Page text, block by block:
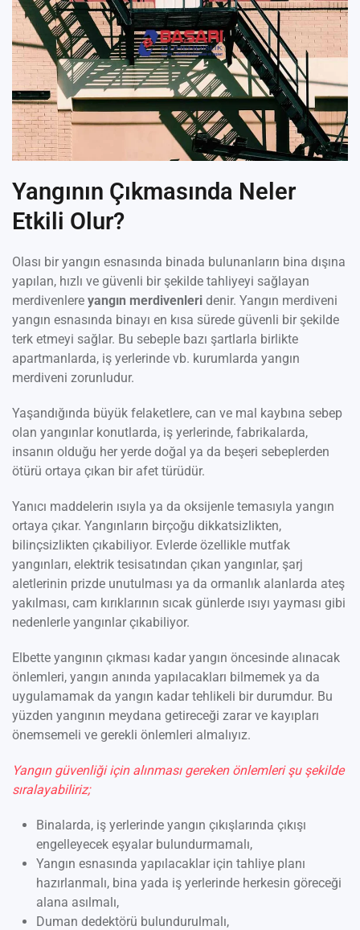
Yangının Çıkmasında Neler
Etkili Olur?
Olası bir yangın esnasında binada bulunanların bina dışına
yapılan, hızlı ve güvenli bir şekilde tahliyeyi sağlayan
merdivenlere yangın merdivenleri denir. Yangın merdiveni
yangın esnasında binayı en kısa sürede güvenli bir şekilde
terk etmeyi sağlar. Bu sebeple bazı şartlarla birlikte
apartmanlarda, iş yerlerinde vb. kurumlarda yangın
merdiveni zorunludur.
Yaşandığında büyük felaketlere, can ve mal kaybına sebep
olan yangınlar konutlarda, iş yerlerinde, fabrikalarda,
insanın olduğu her yerde doğal ya da beşeri sebeplerden
ötürü ortaya çıkan bir afet türüdür.
Yanıcı maddelerin ısıyla ya da oksijenle temasıyla yangın
ortaya çıkar. Yangınların birçoğu dikkatsizlikten,
bilinçsizlikten çıkabiliyor. Evlerde özellikle mutfak
yangınları, elektrik tesisatından çıkan yangınlar, şarj
aletlerinin prizde unutulması ya da ormanlık alanlarda ateş
yakılması, cam kırıklarının sıcak günlerde ısıyı yayması gibi
nedenlerle yangınlar çıkabiliyor.
Elbette yangının çıkması kadar yangın öncesinde alınacak
önlemleri, yangın anında yapılacakları bilmemek ya da
uygulamamak da yangın kadar tehlikeli bir durumdur. Bu
yüzden yangının meydana getireceği zarar ve kayıpları
önemsemeli ve gerekli önlemleri almalıyız.
Yangın güvenliği için alınması gereken önlemleri şu şekilde
sıralayabiliriz;
Binalarda, iş yerlerinde yangın çıkışlarında çıkışı
engelleyecek eşyalar bulundurmamalı,
Yangın esnasında yapılacaklar için tahliye planı
hazırlanmalı, bina yada iş yerlerinde herkesin göreceği
alana asılmalı,
Duman dedektörü bulundurulmalı,